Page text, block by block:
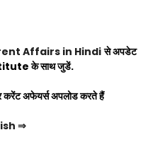
Affairs in Hindiसे अपडेट
के साथ जुडें.
करेंट अफेयर्स अपलोड करते हैं
⇒